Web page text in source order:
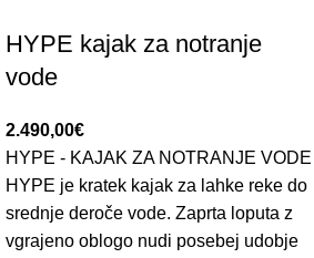
HYPE kajak za notranje
vode
2.490,00€
HYPE - KAJAK ZA NOTRANJE VODE
HYPE je kratek kajak za lahke reke do
srednje deroče vode. Zaprta loputa z
vgrajeno oblogo nudi posebej udobje